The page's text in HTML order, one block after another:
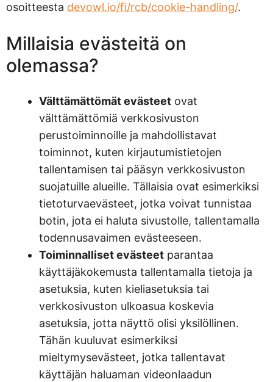
osoitteesta devowl.io/fi/rcb/cookie-handling/.
Millaisia evästeitä on
olemassa?
Välttämättömät evästeet ovat
välttämättömiä verkkosivuston
perustoiminnoille ja mahdollistavat
toiminnot, kuten kirjautumistietojen
tallentamisen tai pääsyn verkkosivuston
suojatuille alueille. Tällaisia ovat esimerkiksi
tietoturvaevästeet, jotka voivat tunnistaa
botin, jota ei haluta sivustolle, tallentamalla
todennusavaimen evästeeseen.
Toiminnalliset evästeet parantaa
käyttäjäkokemusta tallentamalla tietoja ja
asetuksia, kuten kieliasetuksia tai
verkkosivuston ulkoasua koskevia
asetuksia, jotta näyttö olisi yksilöllinen.
Tähän kuuluvat esimerkiksi
mieltymysevästeet, jotka tallentavat
käyttäjän haluaman videonlaadun